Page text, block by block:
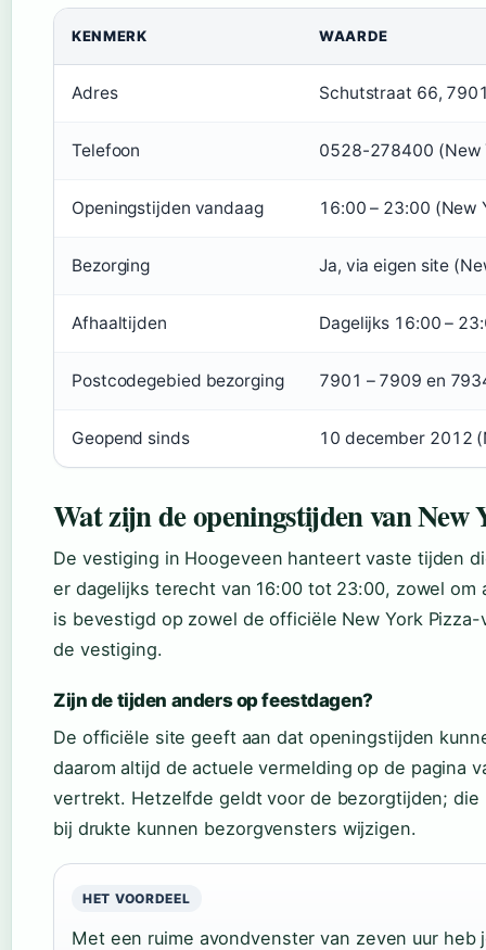
KENMERK WAARDE
Adres Schutstraat 66,
Telefoon 0528-278400 (New
Openingstijden vandaag 16:00 – 23:00 (New
Bezorging Ja, via eigen site
Afhaaltijden Dagelijks 16:00 –
Postcodegebied bezorging 7901 – 7909 en
Geopend sinds 10 december 2012
Wat zijn de openingstijden van New
De vestiging in Hoogeveen hanteert vaste tijden
er dagelijks terecht van 16:00 tot 23:00, zowel
is bevestigd op zowel de officiële New York
de vestiging.
Zijn de tijden anders op feestdagen?
De officiële site geeft aan dat openingstijden
daarom altijd de actuele vermelding op de pagina
vertrekt. Hetzelfde geldt voor de bezorgtijden;
bij drukte kunnen bezorgvensters wijzigen.
HET VOORDEEL
Met een ruime avondvenster van zeven uur